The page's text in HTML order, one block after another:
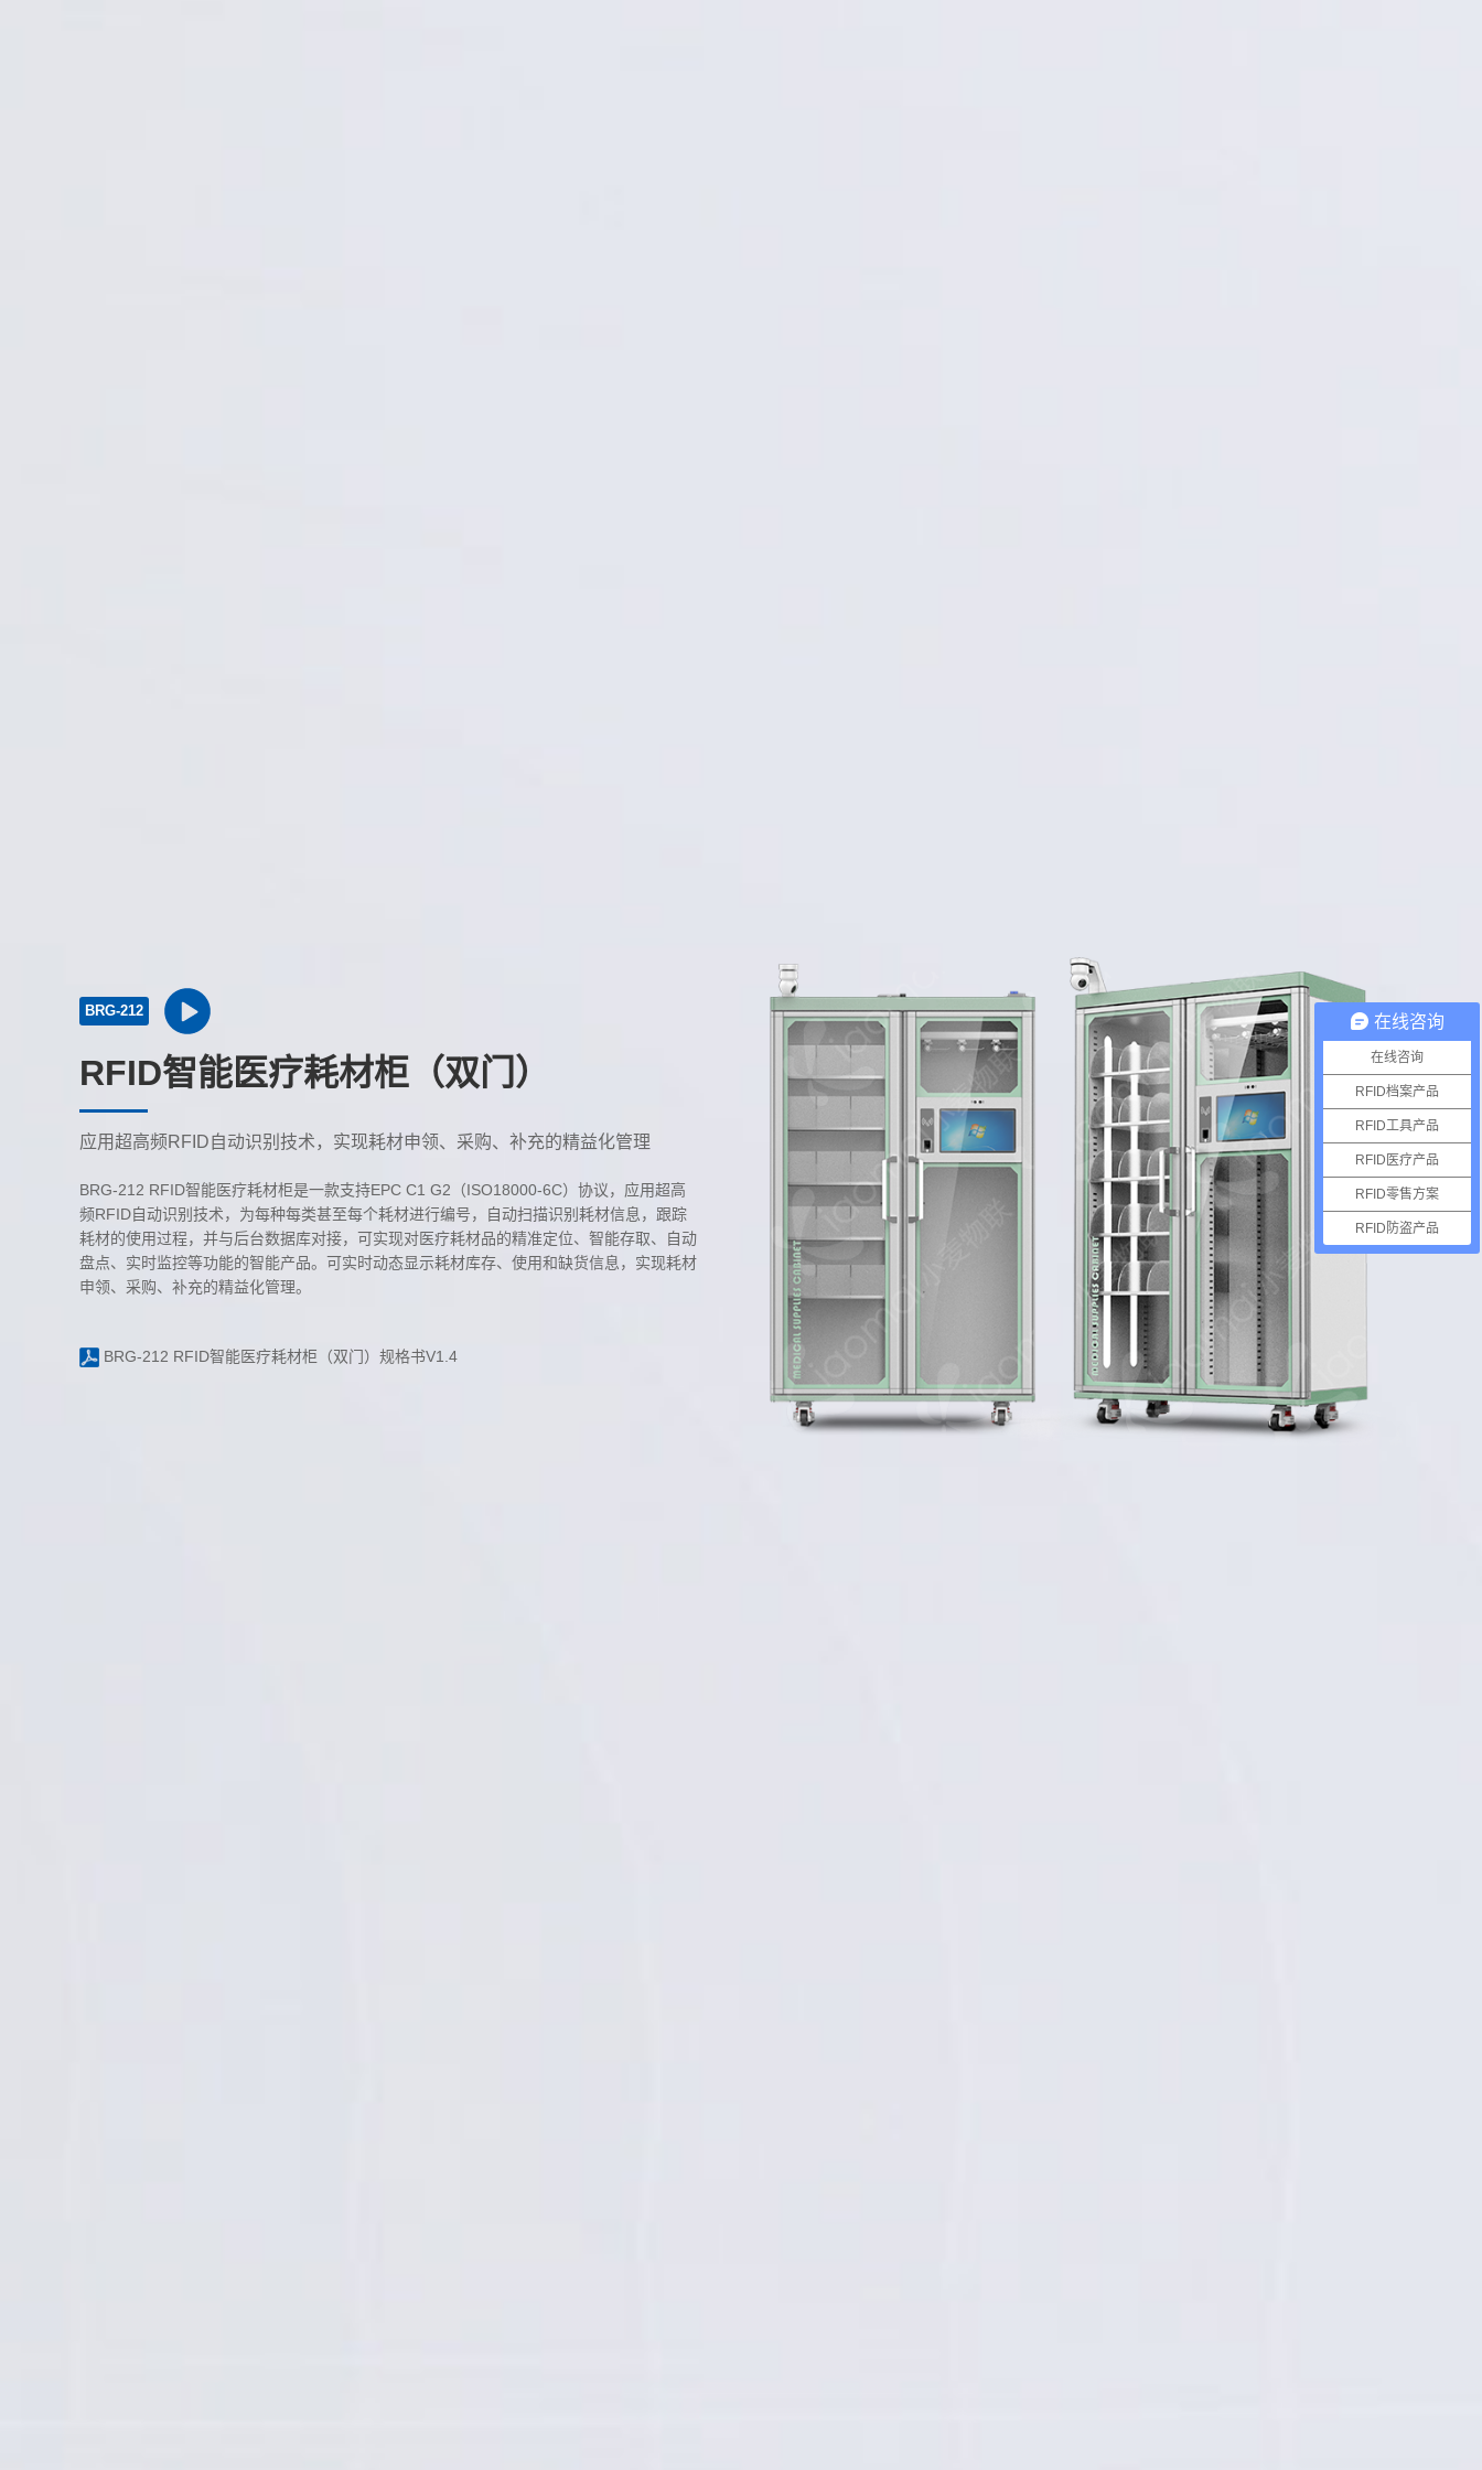
BRG-212
RFID智能医疗耗材柜（双门）
应用超高频RFID自动识别技术，实现耗材申领、采购、补充的精益化管理
BRG-212 RFID智能医疗耗材柜是一款支持EPC C1 G2（ISO18000-6C）协议，应用超高
频RFID自动识别技术，为每种每类甚至每个耗材进行编号，自动扫描识别耗材信息，跟踪
耗材的使用过程，并与后台数据库对接，可实现对医疗耗材品的精准定位、智能存取、自动
盘点、实时监控等功能的智能产品。可实时动态显示耗材库存、使用和缺货信息，实现耗材
申领、采购、补充的精益化管理。
BRG-212 RFID智能医疗耗材柜（双门）规格书V1.4
在线咨询
在线咨询
RFID档案产品
RFID工具产品
RFID医疗产品
RFID零售方案
RFID防盗产品